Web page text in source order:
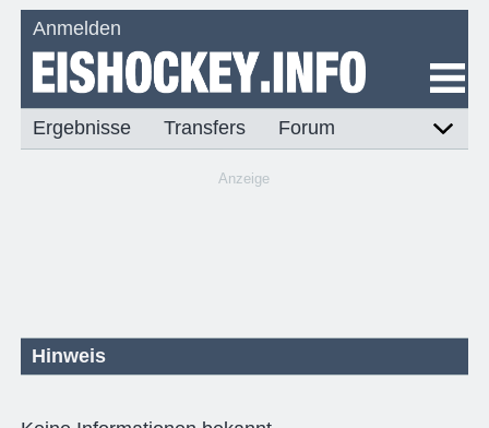
Anmelden
Ergebnisse Transfers Forum
Anzeige
Hinweis